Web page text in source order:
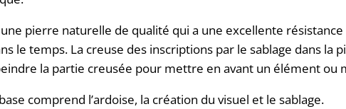
une pierre naturelle de qualité qui a une excellente
le temps. La creuse des inscriptions par le sablage dans
la partie creusée pour mettre en avant un élément
comprend l’ardoise, la création du visuel et le sablage.